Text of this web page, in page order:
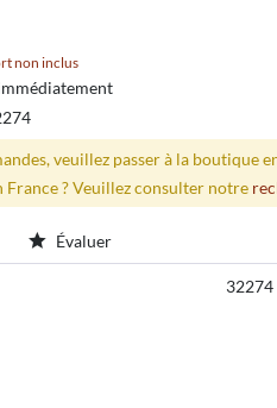
non inclus
veuillez passer à la boutique
France ? Veuillez consulter notre
Évaluer
32274